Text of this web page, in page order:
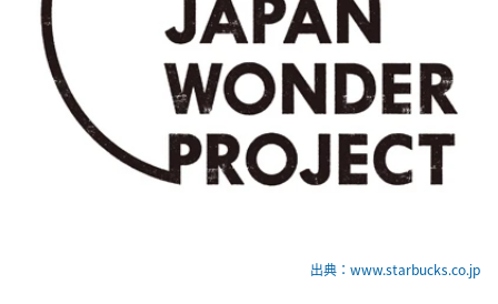
出典：www.starbucks.co.jp